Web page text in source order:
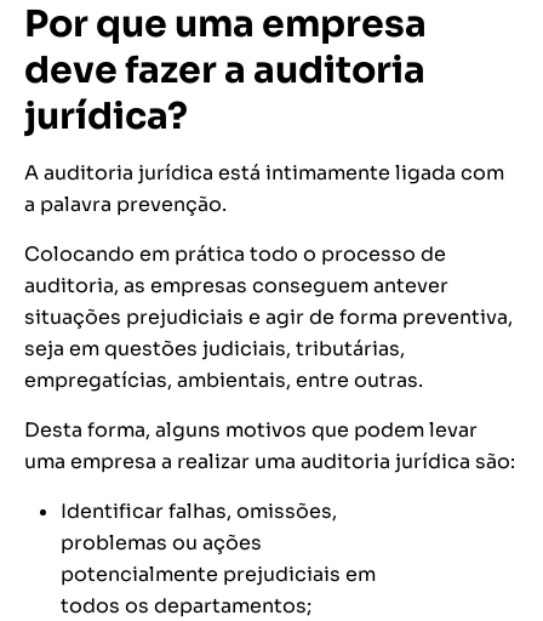
Por que uma empresa
deve fazer a auditoria
jurídica?
A auditoria jurídica está intimamente ligada com
a palavra prevenção.
Colocando em prática todo o processo de
auditoria, as empresas conseguem antever
situações prejudiciais e agir de forma preventiva,
seja em questões judiciais, tributárias,
empregatícias, ambientais, entre outras.
Desta forma, alguns motivos que podem levar
uma empresa a realizar uma auditoria jurídica são:
Identificar falhas, omissões,
problemas ou ações
potencialmente prejudiciais em
todos os departamentos;